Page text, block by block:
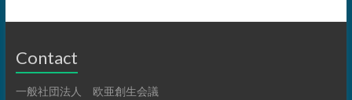
Contact
一般社団法人 欧亜創生会議